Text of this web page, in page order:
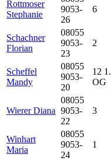
Rottmoser
Stephanie
9053-
26
6
Schachner
Florian
08055
9053-
23
2
Scheffel
Mandy
08055
9053-
20
12 1.
OG
Wierer Diana
08055
9053-
22
3
Winhart
Maria
08055
9053-
24
1